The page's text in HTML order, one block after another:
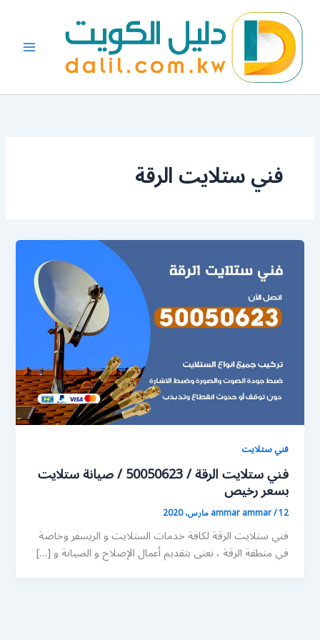
المحتوى
فني ستلايت الرقة
فني ستلايت
فني ستلايت الرقة / 50050623 / صيانة ستلايت
بسعر رخيص
ammar ammar/12 مارس، 2020
فني ستلايت الرقة لكافة خدمات الستلايت و الريسفر وخاصة
في منطقة الرقة ، نعنى بتقديم أعمال الإصلاح و الصيانة و […]